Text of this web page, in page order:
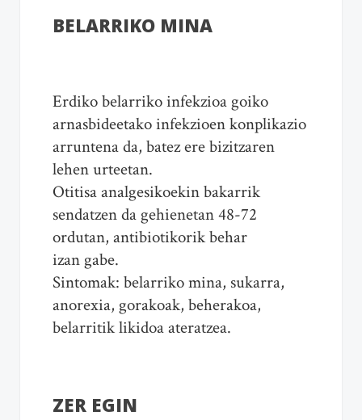
BELARRIKO MINA
Erdiko belarriko infekzioa goiko
arnasbideetako infekzioen konplikazio
arruntena da, batez ere bizitzaren
lehen urteetan.
Otitisa analgesikoekin bakarrik
sendatzen da gehienetan 48-72
ordutan, antibiotikorik behar
izan gabe.
Sintomak: belarriko mina, sukarra,
anorexia, gorakoak, beherakoa,
belarritik likidoa ateratzea.
ZER EGIN